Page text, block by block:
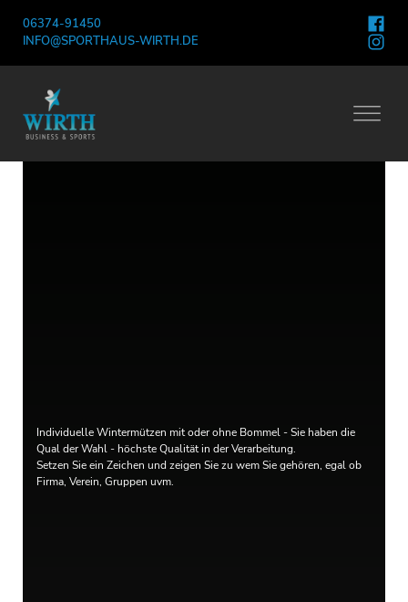
06374-91450
INFO@SPORTHAUS-WIRTH.DE
Individuelle Wintermützen mit oder ohne Bommel - Sie haben die
Qual der Wahl - höchste Qualität in der Verarbeitung.
Setzen Sie ein Zeichen und zeigen Sie zu wem Sie gehören, egal ob
Firma, Verein, Gruppen uvm.